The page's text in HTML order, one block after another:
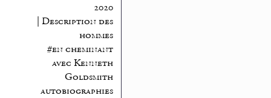
2020
| Description des
hommes
#en cheminant
avec Kenneth
Goldsmith
autobiographies